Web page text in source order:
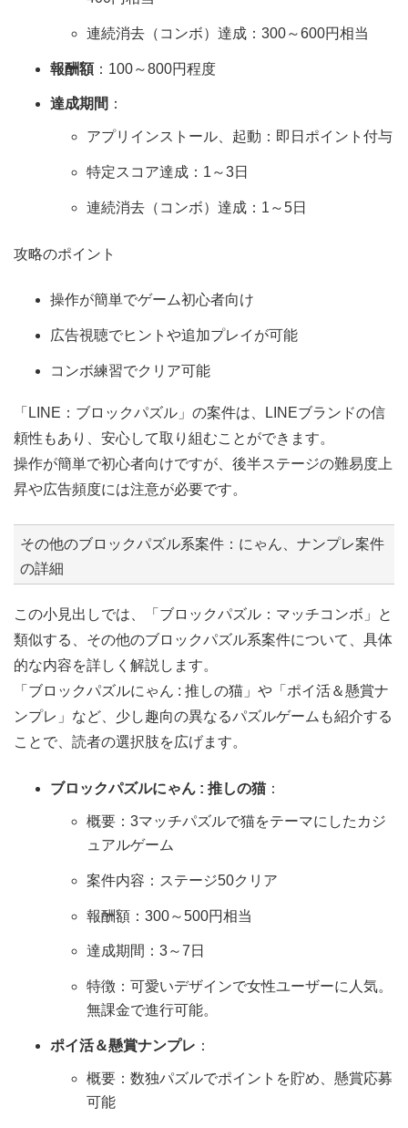
連続消去（コンボ）達成：300～600円相当
報酬額：100～800円程度
達成期間 ：
アプリインストール、起動：即日ポイント付与
特定スコア達成：1～3日
連続消去（コンボ）達成：1～5日
攻略のポイント
操作が簡単でゲーム初心者向け
広告視聴でヒントや追加プレイが可能
コンボ練習でクリア可能
「LINE：ブロックパズル」の案件は、LINEブランドの信
頼性もあり、安心して取り組むことができます。
操作が簡単で初心者向けですが、後半ステージの難易度上
昇や広告頻度には注意が必要です。
その他のブロックパズル系案件：にゃん、ナンプレ案件
の詳細
この小見出しでは、「ブロックパズル：マッチコンボ」と
類似する、その他のブロックパズル系案件について、具体
的な内容を詳しく解説します。
「ブロックパズルにゃん : 推しの猫」や「ポイ活＆懸賞ナ
ンプレ」など、少し趣向の異なるパズルゲームも紹介する
ことで、読者の選択肢を広げます。
ブロックパズルにゃん : 推しの猫：
概要：3マッチパズルで猫をテーマにしたカジ
ュアルゲーム
案件内容：ステージ50クリア
報酬額：300～500円相当
達成期間：3～7日
特徴：可愛いデザインで女性ユーザーに人気。
無課金で進行可能。
ポイ活＆懸賞ナンプレ ：
概要：数独パズルでポイントを貯め、懸賞応募
可能